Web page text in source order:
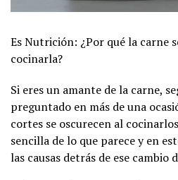
Es Nutrición: ¿Por qué la carne
cocinarla?
Si eres un amante de la carne,
preguntado en más de una
cortes se oscurecen al
sencilla de lo que parece y en
las causas detrás de ese cambio